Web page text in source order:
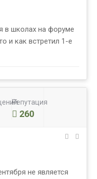
в школах на форуме
и как встретил 1-е
Репутация
260
не является